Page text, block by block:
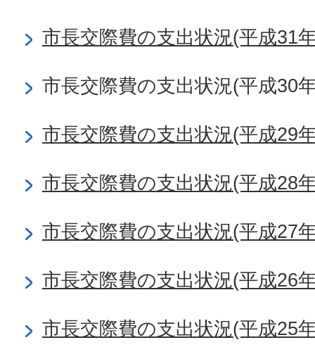
市長交際費の支出状況(平成31
市長交際費の支出状況(平成30
市長交際費の支出状況(平成29
市長交際費の支出状況(平成28
市長交際費の支出状況(平成27
市長交際費の支出状況(平成26
市長交際費の支出状況(平成25